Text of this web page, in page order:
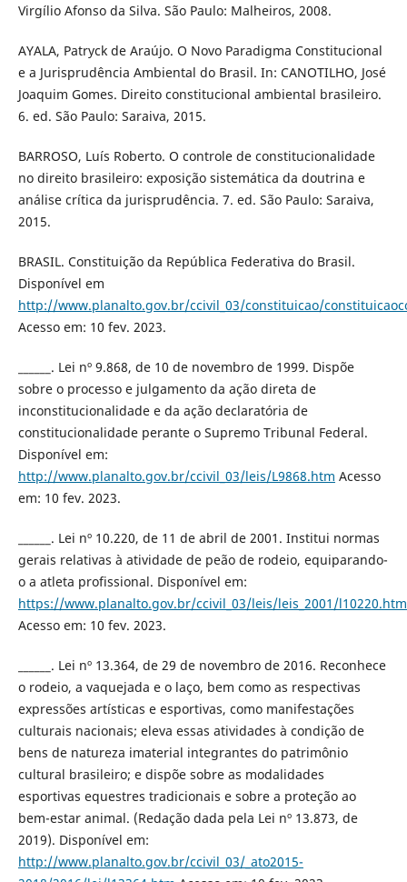
Virgílio Afonso da Silva. São Paulo: Malheiros, 2008.
AYALA, Patryck de Araújo. O Novo Paradigma Constitucional
e a Jurisprudência Ambiental do Brasil. In: CANOTILHO, José
Joaquim Gomes. Direito constitucional ambiental brasileiro.
6. ed. São Paulo: Saraiva, 2015.
BARROSO, Luís Roberto. O controle de constitucionalidade
no direito brasileiro: exposição sistemática da doutrina e
análise crítica da jurisprudência. 7. ed. São Paulo: Saraiva,
2015.
BRASIL. Constituição da República Federativa do Brasil.
Disponível em
http://www.planalto.gov.br/ccivil_03/constituicao/
Acesso em: 10 fev. 2023.
______. Lei nº 9.868, de 10 de novembro de 1999. Dispõe
sobre o processo e julgamento da ação direta de
inconstitucionalidade e da ação declaratória de
constitucionalidade perante o Supremo Tribunal Federal.
Disponível em:
http://www.planalto.gov.br/ccivil_03/leis/L9868.htm Acesso
em: 10 fev. 2023.
______. Lei nº 10.220, de 11 de abril de 2001. Institui normas
gerais relativas à atividade de peão de rodeio, equiparando-
o a atleta profissional. Disponível em:
https://www.planalto.gov.br/ccivil_03/leis/leis_2001/l10220.htm
Acesso em: 10 fev. 2023.
______. Lei nº 13.364, de 29 de novembro de 2016. Reconhece
o rodeio, a vaquejada e o laço, bem como as respectivas
expressões artísticas e esportivas, como manifestações
culturais nacionais; eleva essas atividades à condição de
bens de natureza imaterial integrantes do patrimônio
cultural brasileiro; e dispõe sobre as modalidades
esportivas equestres tradicionais e sobre a proteção ao
bem-estar animal. (Redação dada pela Lei nº 13.873, de
2019). Disponível em:
http://www.planalto.gov.br/ccivil_03/_ato2015-